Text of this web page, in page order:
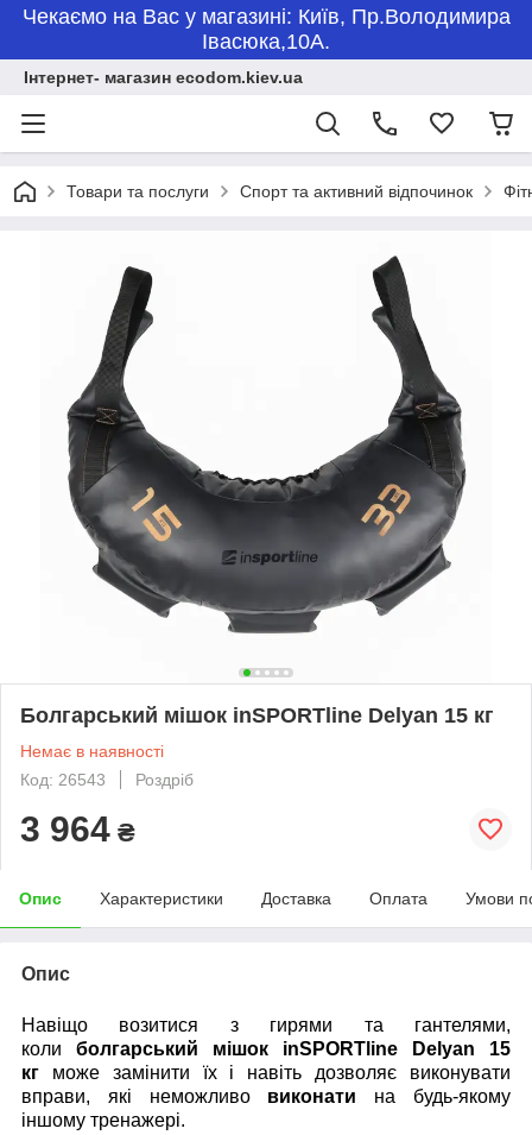
Чекаємо на Вас у магазині: Київ, Пр.Володимира
Івасюка,10А.
Інтернет- магазин ecodom.kiev.ua
Товари та послуги Спорт та активний відпочинок
Болгарський мішок inSPORTline Delyan 15 кг
Немає в наявності
Код: 26543
Роздріб
3 964 ₴
Опис Характеристики Доставка Оплата Умови
Опис
Навіщо возитися з гирями та гантелями,
коли болгарський мішок inSPORTline Delyan 15
кг може замінити їх і навіть дозволяє виконувати
вправи, які неможливо виконати на будь-якому
іншому тренажері.